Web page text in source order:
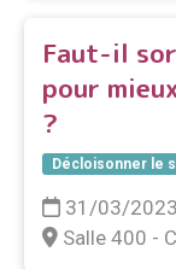
Faut-il
pour
?
Décloisonner le
31/03/2023
Salle 400 -